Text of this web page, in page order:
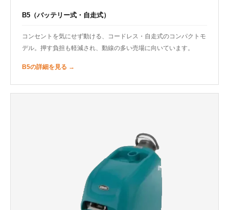
B5（バッテリー式・自走式）
コンセントを気にせず動ける、コードレス・自走式のコンパクトモ
デル。押す負担も軽減され、動線の多い売場に向いています。
B5の詳細を見る →